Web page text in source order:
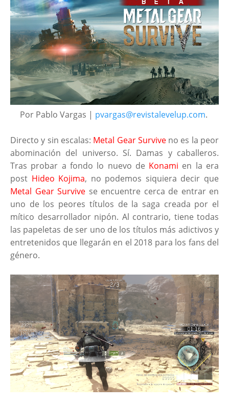
Por Pablo Vargas | pvargas@revistalevelup.com.
Directo y sin escalas: Metal Gear Surviveno es la peor
abominación del universo. Sí. Damas y caballeros.
Tras probar a fondo lo nuevo de Konami en la era
post Hideo Kojima, no podemos siquiera decir que
Metal Gear Survive se encuentre cerca de entrar en
uno de los peores títulos de la saga creada por el
mítico desarrollador nipón. Al contrario, tiene todas
las papeletas de ser uno de los títulos más adictivos y
entretenidos que llegarán en el 2018 para los fans del
género.